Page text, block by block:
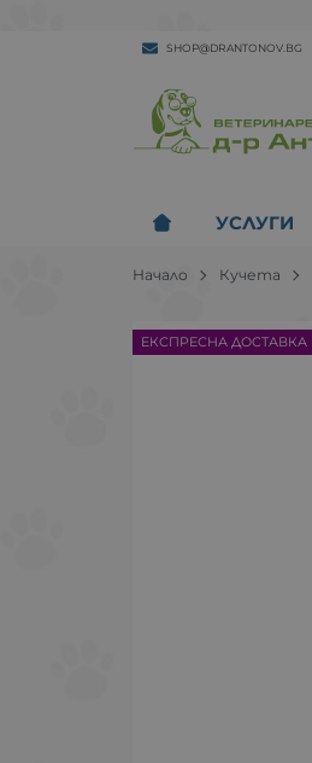
SHOP@DRANTONOV.BG
УСЛУГИ
Начало Кучета
ЕКСПРЕСНА ДОСТАВКА